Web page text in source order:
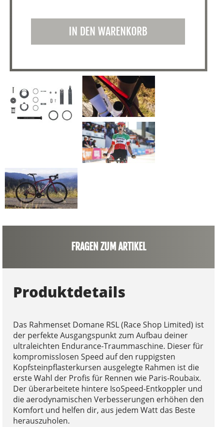
IN DEN WARENKORB
FRAGEN ZUM ARTIKEL
Produktdetails
Das Rahmenset Domane RSL (Race Shop Limited) ist
der perfekte Ausgangspunkt zum Aufbau deiner
ultraleichten Endurance-Traummaschine. Dieser für
kompromisslosen Speed auf den ruppigsten
Kopfsteinpflasterkursen ausgelegte Rahmen ist die
erste Wahl der Profis für Rennen wie Paris-Roubaix.
Der überarbeitete hintere IsoSpeed-Entkoppler und
die aerodynamischen Verbesserungen erhöhen den
Komfort und helfen dir, aus jedem Watt das Beste
herauszuholen.